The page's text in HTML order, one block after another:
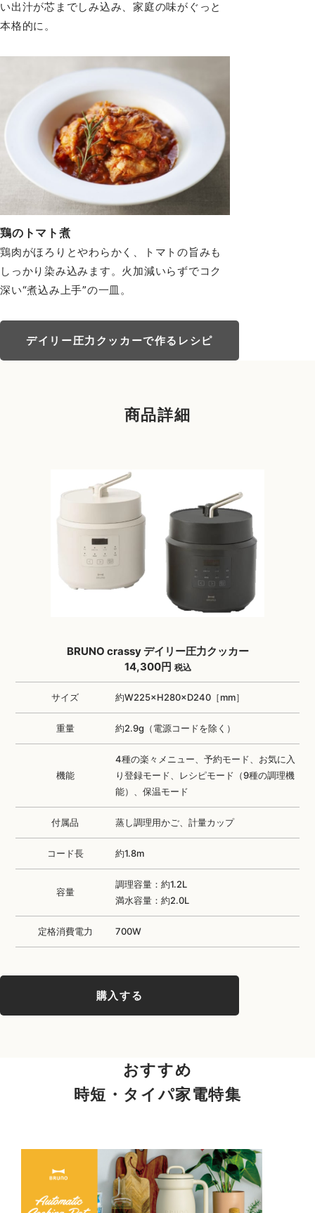
い出汁が芯までしみ込み、家庭の味がぐっと
本格的に。
鶏のトマト煮
鶏肉がほろりとやわらかく、トマトの旨みも
しっかり染み込みます。火加減いらずでコク
深い“煮込み上手”の一皿。
デイリー圧力クッカーで作るレシピ
商品詳細
BRUNO crassy デイリー圧力クッカー
14,300円 税込
サイズ 約W225×H280×D240［mm］
重量 約2.9g（電源コードを除く）
機能
4種の楽々メニュー、予約モード、お気に入
り登録モード、レシピモード（9種の調理機
能）、保温モード
付属品 蒸し調理用かご、計量カップ
コード長 約1.8m
容量
調理容量：約1.2L
満水容量：約2.0L
定格消費電力 700W
購入する
おすすめ
時短・タイパ家電特集